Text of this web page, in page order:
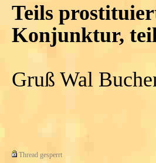
Teils
Konjunktur,
Gruß Wal
Thread gesperrt